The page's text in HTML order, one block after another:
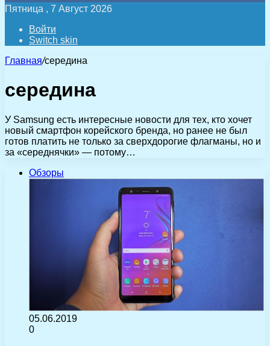
Пятница , 7 Август 2026
Войти
Switch skin
Главная/середина
середина
У Samsung есть интересные новости для тех, кто хочет
новый смартфон корейского бренда, но ранее не был
готов платить не только за сверхдорогие флагманы, но и
за «середнячки» — потому…
Обзоры
05.06.2019
0